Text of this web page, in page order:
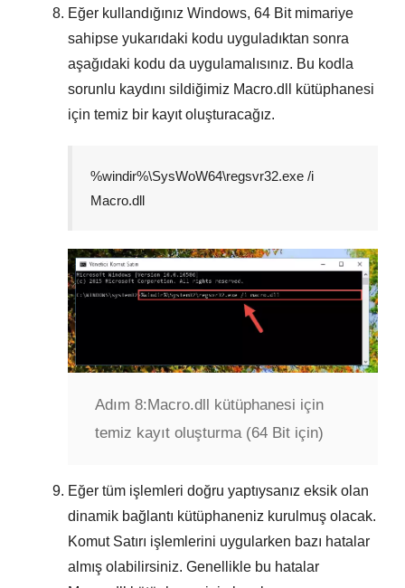
Eğer kullandığınız Windows, 64 Bitmimariye
sahipse yukarıdaki kodu uyguladıktan sonra
aşağıdaki kodu da uygulamalısınız. Bu kodla
sorunlu kaydını sildiğimiz Macro.dll
kütüphanesi
için temiz bir kayıt oluşturacağız.
%windir%\SysWoW64\regsvr32.exe /i
Macro.dll
Adım 8:Macro.dll kütüphanesi için
temiz kayıt oluşturma (64 Bit için)
Eğer tüm işlemleri doğru yaptıysanız eksik olan
dinamik bağlantı kütüphaneniz kurulmuş olacak.
Komut Satırı işlemlerini uygularken bazı hatalar
almış olabilirsiniz. Genellikle bu hatalar